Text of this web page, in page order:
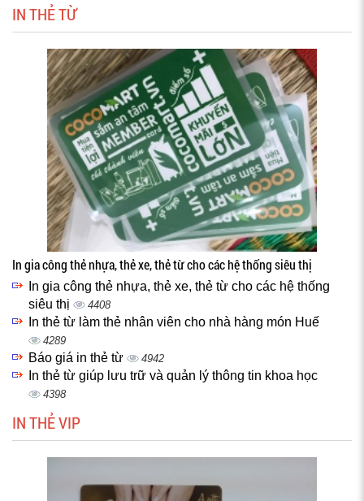
IN THẺ TỪ
In gia công thẻ nhựa, thẻ xe, thẻ từ cho các hệ thống siêu thị
In gia công thẻ nhựa, thẻ xe, thẻ từ cho các hệ thống
siêu thị
4408
In thẻ từ làm thẻ nhân viên cho nhà hàng món Huế
4289
Báo giá in thẻ từ 4942
In thẻ từ giúp lưu trữ và quản lý thông tin khoa học
4398
IN THẺ VIP